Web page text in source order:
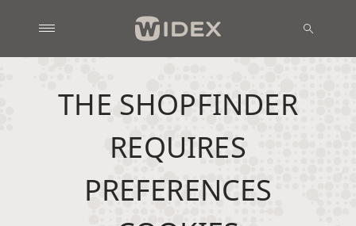
THE SHOPFINDER
REQUIRES
PREFERENCES